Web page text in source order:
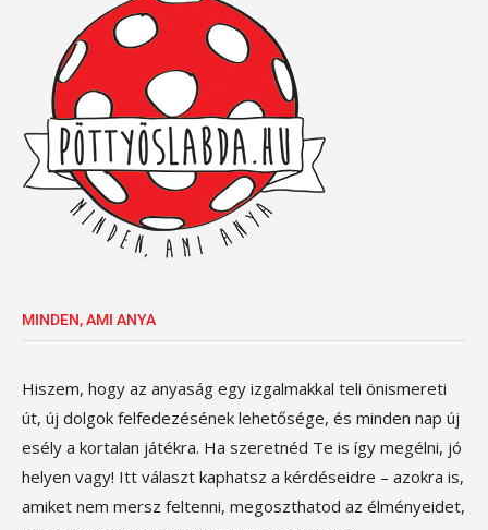
MINDEN, AMI ANYA
Hiszem, hogy az anyaság egy izgalmakkal teli önismereti
út, új dolgok felfedezésének lehetősége, és minden nap új
esély a kortalan játékra. Ha szeretnéd Te is így megélni, jó
helyen vagy! Itt választ kaphatsz a kérdéseidre – azokra is,
amiket nem mersz feltenni, megoszthatod az élményeidet,